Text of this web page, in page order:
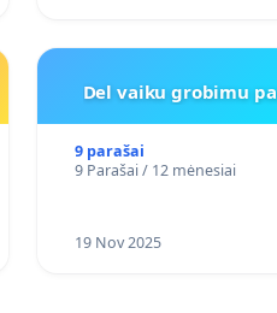
Del vaiku grobimu
9 parašai
9 Parašai / 12 mėnesiai
19 Nov 2025